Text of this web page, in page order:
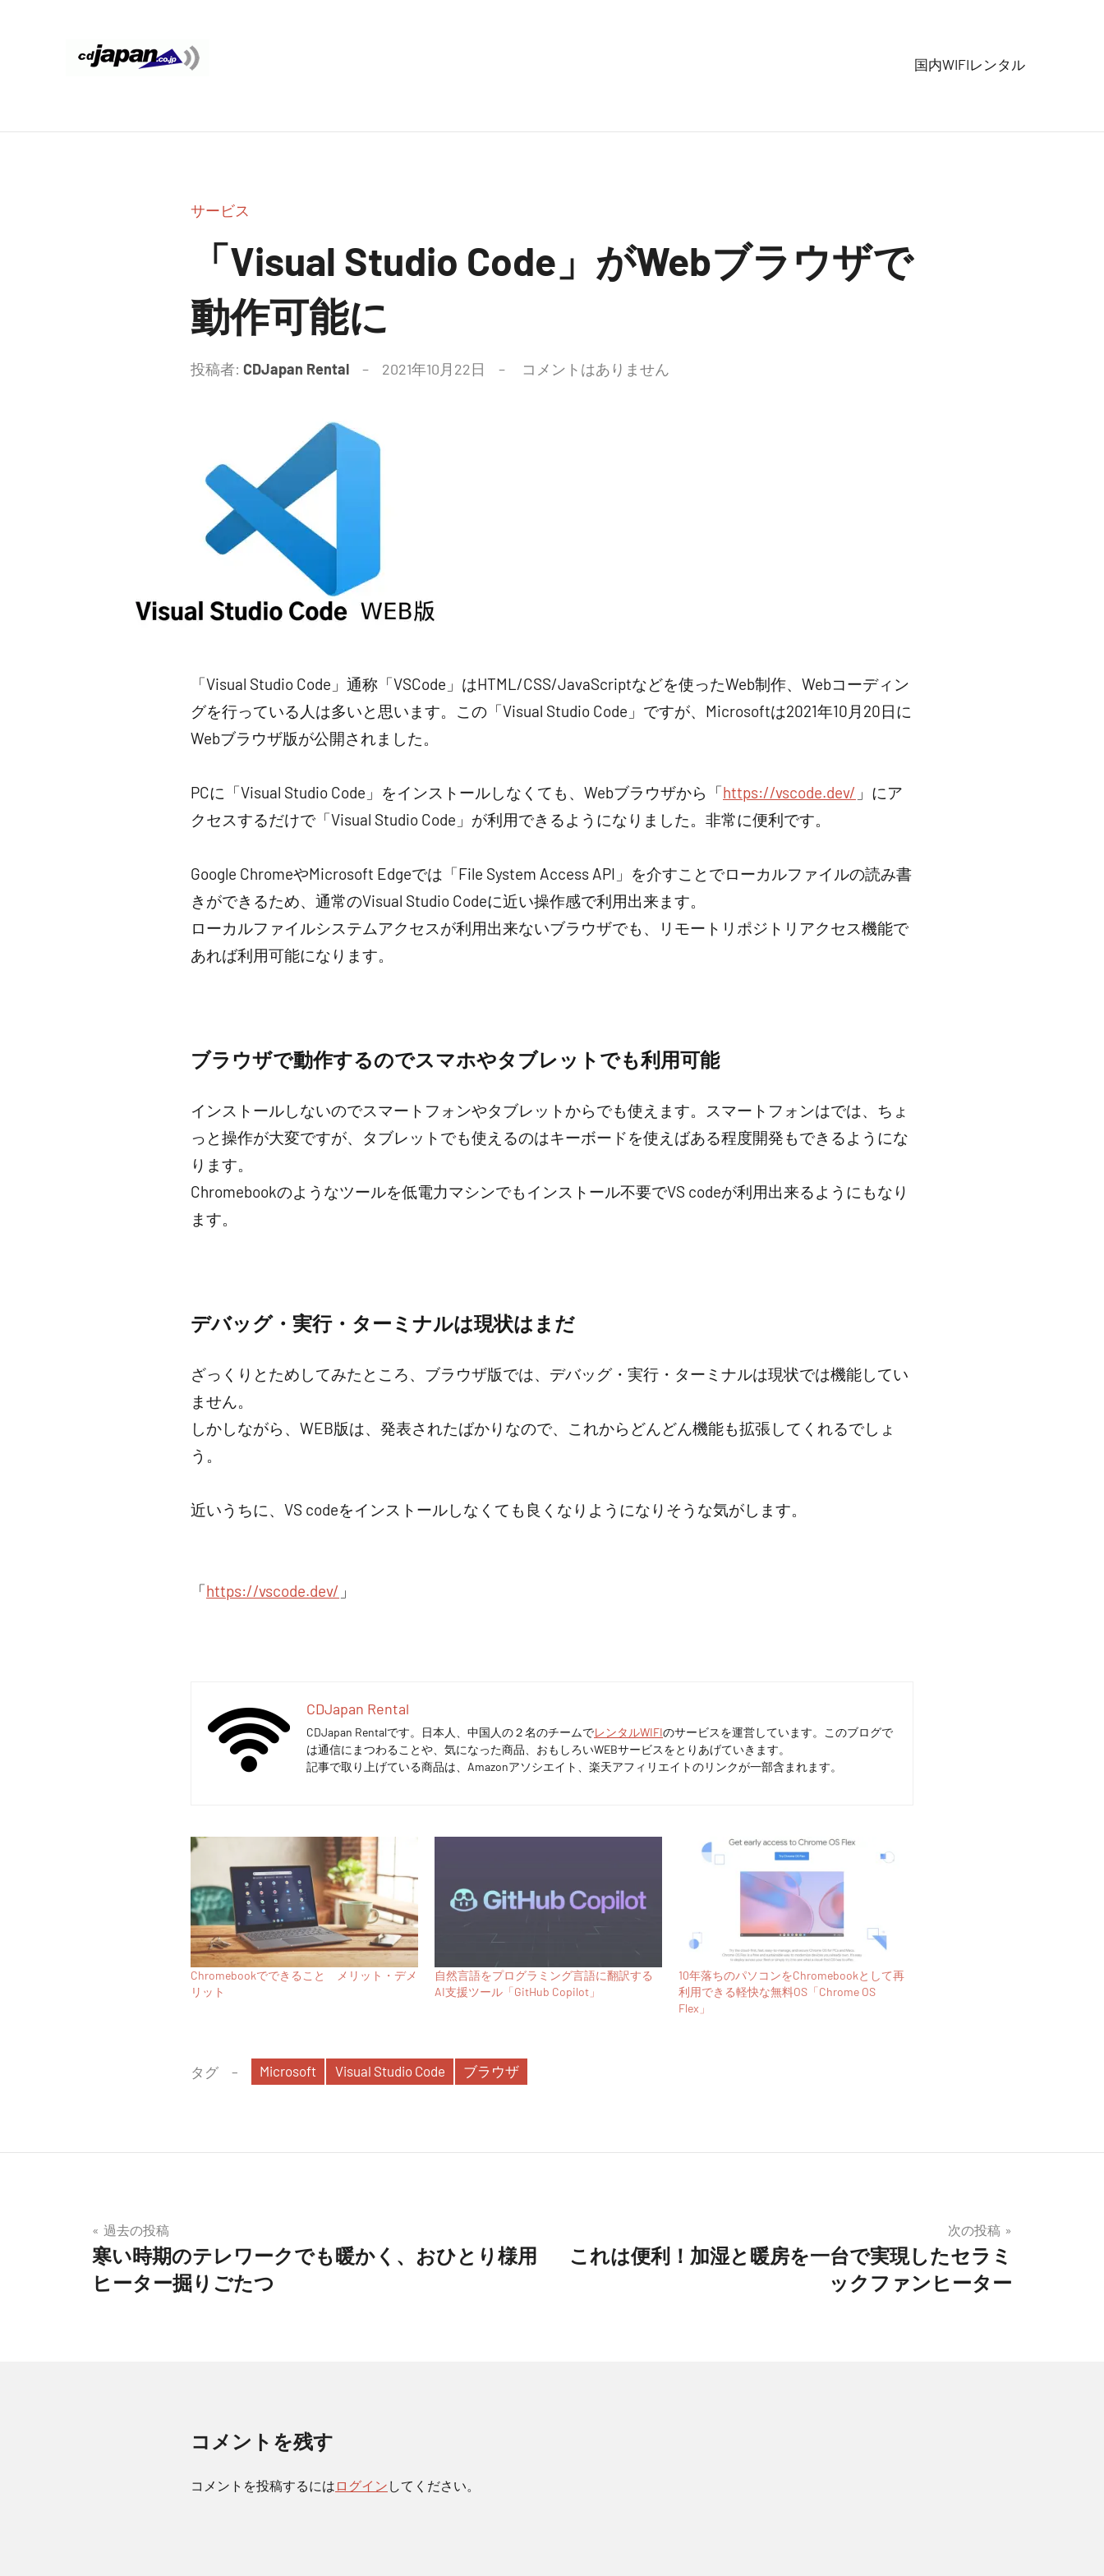
Rental
レ
ン
タ
ル
報
と
考
国内WIFIレンタル
サービス
「Visual Studio Code」がWebブラウザで
動作可能に
投稿者: CDJapan Rental 2021年10月22日 コメントはありません
「Visual Studio Code」通称「VSCode」はHTML/CSS/JavaScriptなどを使ったWeb制作、Webコーディン
グを行っている人は多いと思います。この「Visual Studio Code」ですが、Microsoftは2021年10月20日に
Webブラウザ版が公開されました。
PCに「Visual Studio Code」をインストールしなくても、Webブラウザから「https://vscode.dev/ 」にア
クセスするだけで「Visual Studio Code」が利用できるようになりました。非常に便利です。
Google ChromeやMicrosoft Edgeでは「File System Access API」を介すことでローカルファイルの読み書
きができるため、通常のVisual Studio Codeに近い操作感で利用出来ます。
ローカルファイルシステムアクセスが利用出来ないブラウザでも、リモートリポジトリアクセス機能で
あれば利用可能になります。
ブラウザで動作するのでスマホやタブレットでも利用可能
インストールしないのでスマートフォンやタブレットからでも使えます。スマートフォンはでは、ちょ
っと操作が大変ですが、タブレットでも使えるのはキーボードを使えばある程度開発もできるようにな
ります。
Chromebookのようなツールを低電力マシンでもインストール不要でVS codeが利用出来るようにもなり
ます。
デバッグ・実行・ターミナルは現状はまだ
ざっくりとためしてみたところ、ブラウザ版では、デバッグ・実行・ターミナルは現状では機能してい
ません。
しかしながら、WEB版は、発表されたばかりなので、これからどんどん機能も拡張してくれるでしょ
う。
近いうちに、VS codeをインストールしなくても良くなりようになりそうな気がします。
「https://vscode.dev/ 」
CDJapan Rental
CDJapan Rentalです。日本人、中国人の２名のチームでレンタルWIFIのサービスを運営しています。このブログで
は通信にまつわることや、気になった商品、おもしろいWEBサービスをとりあげていきます。
記事で取り上げている商品は、Amazonアソシエイト、楽天アフィリエイトのリンクが一部含まれます。
Chromebookでできること メリット・デメ
リット
自然言語をプログラミング言語に翻訳する
AI支援ツール「GitHub Copilot」
10年落ちのパソコンをChromebookとして再
利用できる軽快な無料OS「Chrome OS
Flex」
タグ Microsoft Visual Studio Code ブラウザ
投
稿
ナ
過去の投稿
寒い時期のテレワークでも暖かく、おひとり様用
ヒーター掘りごたつ
次の投稿
これは便利！加湿と暖房を一台で実現したセラミ
ックファンヒーター
コメントを残す
コメントを投稿するには ログイン してください。